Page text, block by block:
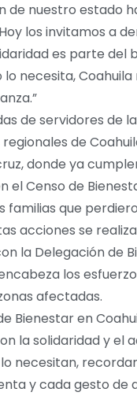
de nuestro estado
los invitamos a
es parte del
lo necesita,
de servidores de
de
donde ya
el Censo de
familias que
acciones se
la Delegación de
los
afectadas.
Bienestar en
la solidaridad y el
necesitan,
y cada gesto de